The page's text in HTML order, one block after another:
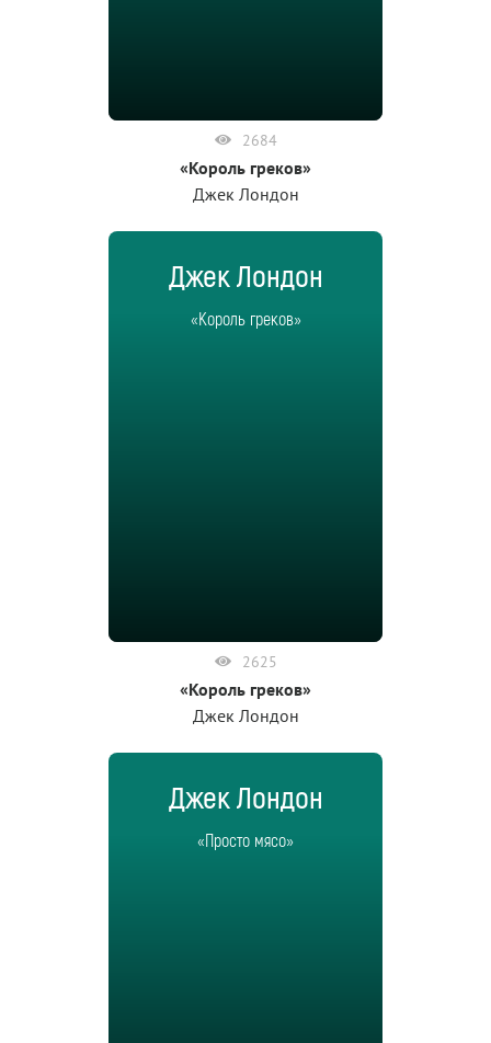
2684
«Король греков»
Джек Лондон
Джек Лондон
«Король греков»
2625
«Король греков»
Джек Лондон
Джек Лондон
«Просто мясо»